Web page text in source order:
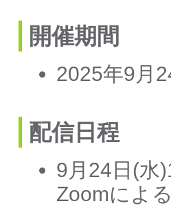
開催期間
2025年9月
配信日程
9月24日(水
Zoomによ